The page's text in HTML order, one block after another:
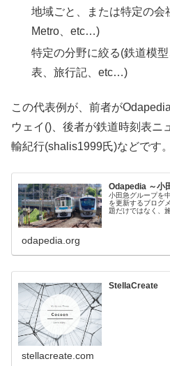
地域ごと、または特定の会
Metro、etc…)
特定の分野に絞る(鉄道模
表、旅行記、etc…)
この代表例が、前者が
ウェイ()、後者が鉄道時刻表ニ
輸紀行(shalis1999氏)などです。
Odapedia ～小
小田急グループを
を更新するブログ
題だけではなく、
odapedia.org
StellaCreate
stellacreate.com